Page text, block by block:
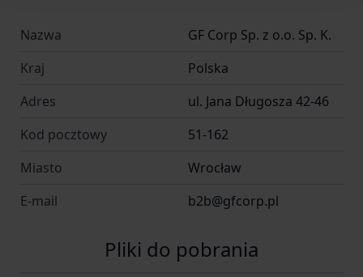
Nazwa
GF Corp Sp. z o.o. Sp. K.
Kraj
Polska
Adres
ul. Jana Długosza 42-46
Kod pocztowy
51-162
Miasto
Wrocław
E-mail
b2b@gfcorp.pl
Pliki do pobrania